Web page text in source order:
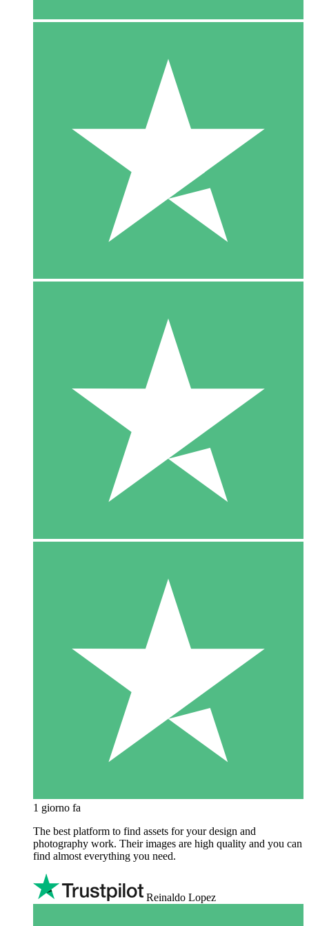
1 giorno fa
The best platform to find assets for your design and
photography work. Their images are high quality and you can
find almost everything you need.
Reinaldo Lopez